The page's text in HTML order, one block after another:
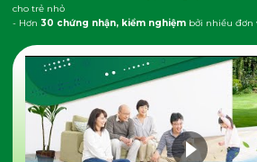
cho trẻ nhỏ
- Hơn 30 chứng nhận, kiểm nghiệm bởi nhiều đơn